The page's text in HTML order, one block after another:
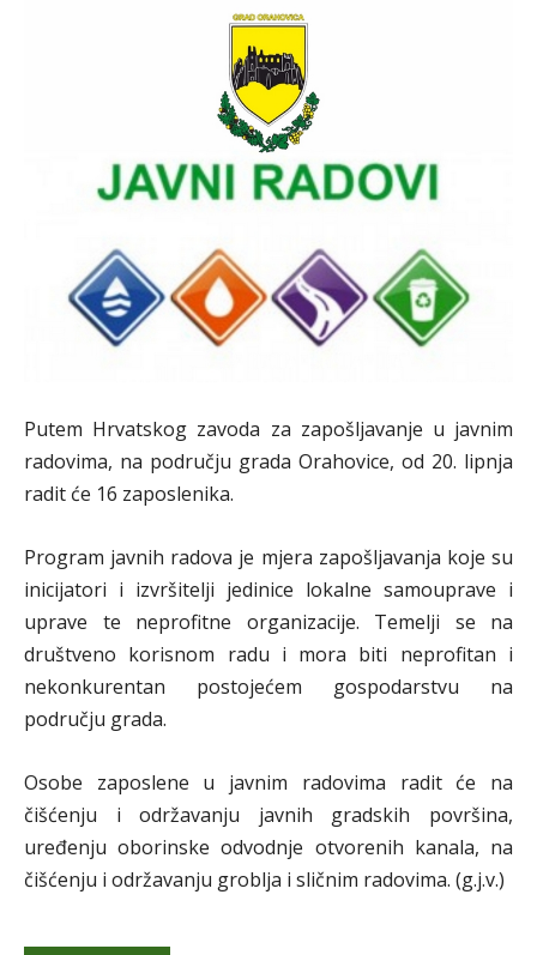
Putem Hrvatskog zavoda za zapošljavanje u javnim
radovima, na području grada Orahovice, od 20. lipnja
radit će 16 zaposlenika.
Program javnih radova je mjera zapošljavanja koje su
inicijatori i izvršitelji jedinice lokalne samouprave i
uprave te neprofitne organizacije. Temelji se na
društveno korisnom radu i mora biti neprofitan i
nekonkurentan postojećem gospodarstvu na
području grada.
Osobe zaposlene u javnim radovima radit će na
čišćenju i održavanju javnih gradskih površina,
uređenju oborinske odvodnje otvorenih kanala, na
čišćenju i održavanju groblja i sličnim radovima. (g.j.v.)